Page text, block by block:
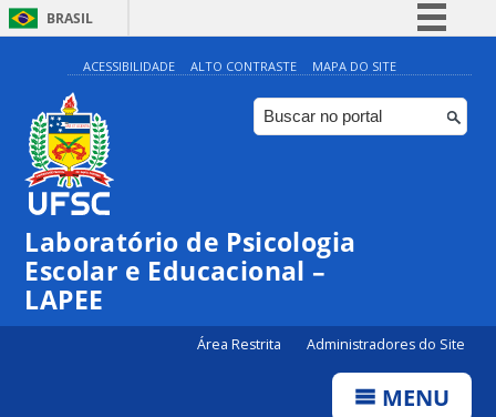
BRASIL
Simplifique!
Comunica BR
Participe
Canais
ACESSIBILIDADE ALTO CONTRASTE MAPA DO SITE
Laboratório de Psicologia
Escolar e Educacional –
LAPEE
Área Restrita Administradores do Site
MENU